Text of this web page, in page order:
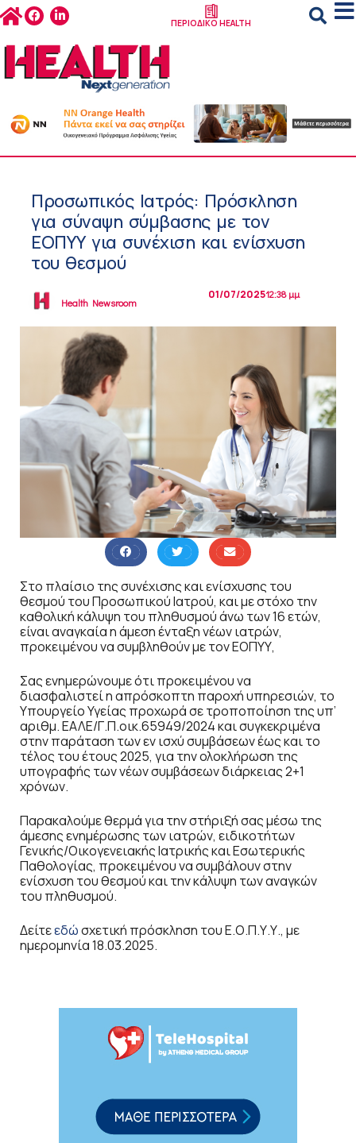
ΠΕΡΙΟΔΙΚΟ HEALTH
Προσωπικός Ιατρός: Πρόσκληση
για σύναψη σύμβασης με τον
ΕΟΠΥΥ για συνέχιση και ενίσχυση
του θεσμού
Health Newsroom
01/07/202512:38 μμ
Στο πλαίσιο της συνέχισης και ενίσχυσης του
θεσμού του Προσωπικού Ιατρού, και με στόχο την
καθολική κάλυψη του πληθυσμού άνω των 16 ετών,
είναι αναγκαία η άμεση ένταξη νέων ιατρών,
προκειμένου να συμβληθούν με τον ΕΟΠΥΥ,
Σας ενημερώνουμε ότι προκειμένου να
διασφαλιστεί η απρόσκοπτη παροχή υπηρεσιών, το
Υπουργείο Υγείας προχωρά σε τροποποίηση της υπ’
αριθμ. ΕΑΛΕ/Γ.Π.οικ.65949/2024 και συγκεκριμένα
στην παράταση των εν ισχύ συμβάσεων έως και το
τέλος του έτους 2025, για την ολοκλήρωση της
υπογραφής των νέων συμβάσεων διάρκειας 2+1
χρόνων.
Παρακαλούμε θερμά για την στήριξή σας μέσω της
άμεσης ενημέρωσης των ιατρών, ειδικοτήτων
Γενικής/Οικογενειακής Ιατρικής και Εσωτερικής
Παθολογίας, προκειμένου να συμβάλουν στην
ενίσχυση του θεσμού και την κάλυψη των αναγκών
του πληθυσμού.
Δείτεεδώσχετική πρόσκληση του Ε.Ο.Π.Υ.Υ., με
ημερομηνία 18.03.2025.